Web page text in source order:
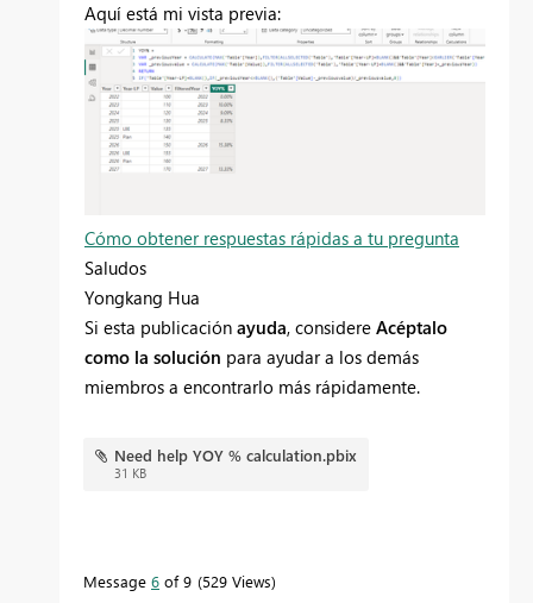
Aquí está mi vista previa:
Cómo obtener respuestas rápidas a tu pregunta
Saludos
Yongkang Hua
Si esta publicación ayuda, considere Acéptalo
como la solución para ayudar a los demás
miembros a encontrarlo más rápidamente.
Need help YOY % calculation.pbix
31 KB
Message 6 of 9 529 Views